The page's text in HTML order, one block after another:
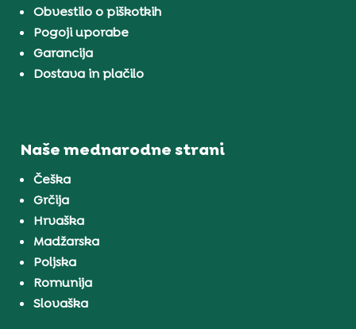
Obvestilo o piškotkih
Pogoji uporabe
Garancija
Dostava in plačilo
Naše mednarodne strani
Češka
Grčija
Hrvaška
Madžarska
Poljska
Romunija
Slovaška